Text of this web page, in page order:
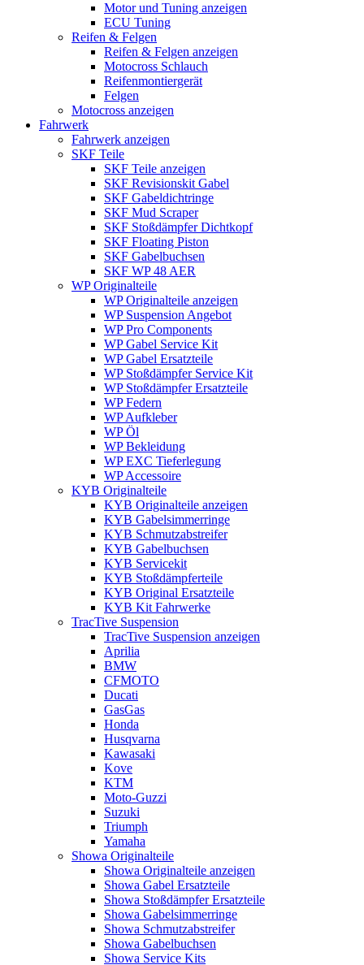
Motor und Tuning anzeigen
ECU Tuning
Reifen & Felgen
Reifen & Felgen anzeigen
Motocross Schlauch
Reifenmontiergerät
Felgen
Motocross anzeigen
Fahrwerk
Fahrwerk anzeigen
SKF Teile
SKF Teile anzeigen
SKF Revisionskit Gabel
SKF Gabeldichtringe
SKF Mud Scraper
SKF Stoßdämpfer Dichtkopf
SKF Floating Piston
SKF Gabelbuchsen
SKF WP 48 AER
WP Originalteile
WP Originalteile anzeigen
WP Suspension Angebot
WP Pro Components
WP Gabel Service Kit
WP Gabel Ersatzteile
WP Stoßdämpfer Service Kit
WP Stoßdämpfer Ersatzteile
WP Federn
WP Aufkleber
WP Öl
WP Bekleidung
WP EXC Tieferlegung
WP Accessoire
KYB Originalteile
KYB Originalteile anzeigen
KYB Gabelsimmerringe
KYB Schmutzabstreifer
KYB Gabelbuchsen
KYB Servicekit
KYB Stoßdämpferteile
KYB Original Ersatzteile
KYB Kit Fahrwerke
TracTive Suspension
TracTive Suspension anzeigen
Aprilia
BMW
CFMOTO
Ducati
GasGas
Honda
Husqvarna
Kawasaki
Kove
KTM
Moto-Guzzi
Suzuki
Triumph
Yamaha
Showa Originalteile
Showa Originalteile anzeigen
Showa Gabel Ersatzteile
Showa Stoßdämpfer Ersatzteile
Showa Gabelsimmerringe
Showa Schmutzabstreifer
Showa Gabelbuchsen
Showa Service Kits